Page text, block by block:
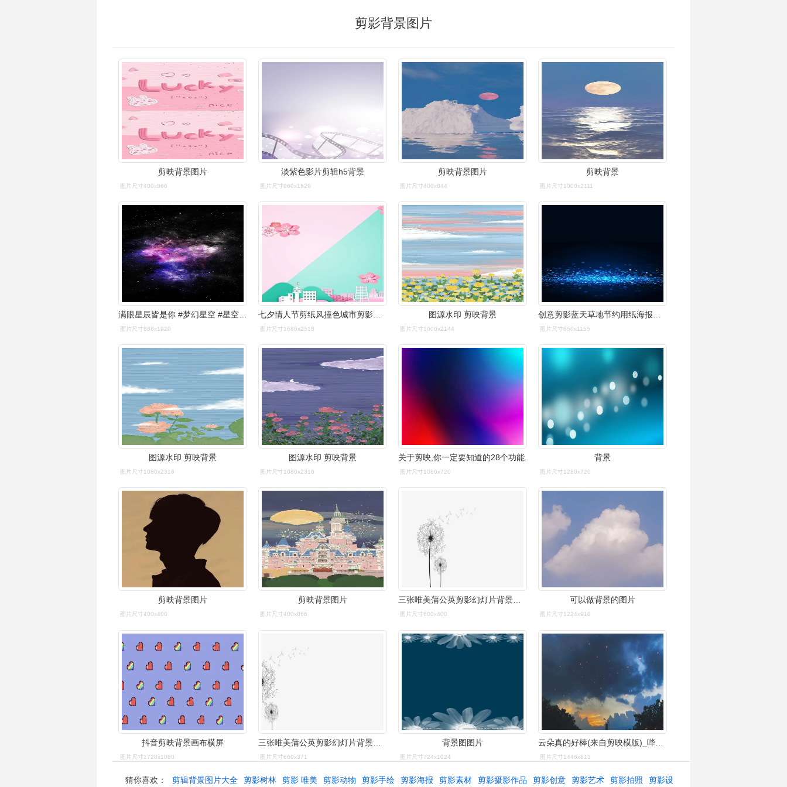
剪影背景图片
剪映背景图片
图片尺寸400x866
淡紫色影片剪辑h5背景
图片尺寸860x1529
剪映背景图片
图片尺寸400x844
剪映背景
图片尺寸1000x2111
满眼星辰皆是你 #梦幻星空 #星空壁纸 #剪映 - 抖音
图片尺寸888x1920
七夕情人节剪纸风撞色城市剪影海报背景
图片尺寸1680x2518
图源水印 剪映背景
图片尺寸1000x2144 图片尺寸650x1155
图源水印 剪映背景
图片尺寸1080x2316
图源水印 剪映背景
图片尺寸1080x2316
关于剪映,你一定要知道的28个功能.
图片尺寸1080x720
背景
图片尺寸1280x720
剪映背景图片
图片尺寸400x400
剪映背景图片
图片尺寸400x866
三张唯美蒲公英剪影幻灯片背景图片
图片尺寸600x400
可以做背景的图片
图片尺寸1224x918
抖音剪映背景画布横屏
图片尺寸1728x1080
三张唯美蒲公英剪影幻灯片背景图片
图片尺寸660x371
背景图图片
图片尺寸724x1024
云朵真的好棒(来自剪映模版)_哔哩哔哩_bilibili
图片尺寸1446x813
猜你喜欢： 剪辑背景图片大全 剪影树林 剪影 唯美 剪影动物 剪影手绘 剪影海报 剪影素材 剪影摄影作品 剪影创意 剪影艺术 剪影拍照 剪影设